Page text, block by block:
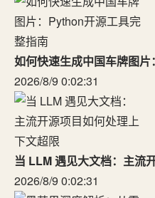
如何快速生成中国车牌图
2026/8/9 0:02:31
当 LLM 遇见大文档：主流
2026/8/9 0:02:31